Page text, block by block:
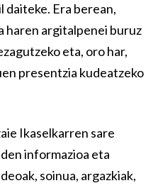
Era berean,
haren argitalpenei buruz
eta, oro har,
presentzia kudeatzeko
Ikaselkarren sare
informazioa eta
soinua, argazkiak,